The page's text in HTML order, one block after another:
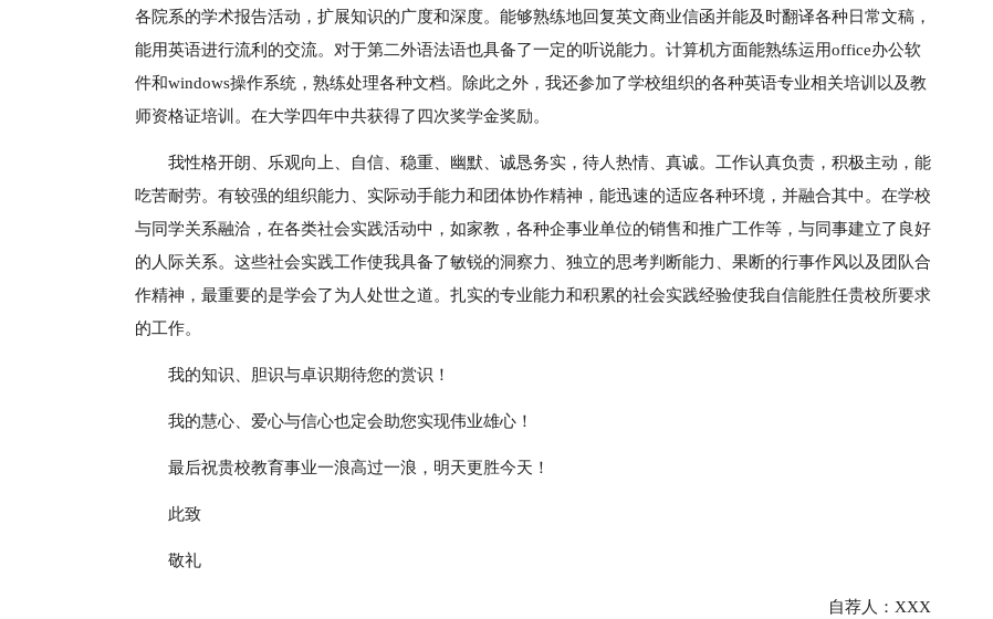
各院系的学术报告活动，扩展知识的广度和深度。能够熟练地回复英文商业信函并能及时翻译各种日常文稿，
能用英语进行流利的交流。对于第二外语法语也具备了一定的听说能力。计算机方面能熟练运用office办公软
件和windows操作系统，熟练处理各种文档。除此之外，我还参加了学校组织的各种英语专业相关培训以及教
师资格证培训。在大学四年中共获得了四次奖学金奖励。
我性格开朗、乐观向上、自信、稳重、幽默、诚恳务实，待人热情、真诚。工作认真负责，积极主动，能
吃苦耐劳。有较强的组织能力、实际动手能力和团体协作精神，能迅速的适应各种环境，并融合其中。在学校
与同学关系融洽，在各类社会实践活动中，如家教，各种企事业单位的销售和推广工作等，与同事建立了良好
的人际关系。这些社会实践工作使我具备了敏锐的洞察力、独立的思考判断能力、果断的行事作风以及团队合
作精神，最重要的是学会了为人处世之道。扎实的专业能力和积累的社会实践经验使我自信能胜任贵校所要求
的工作。
我的知识、胆识与卓识期待您的赏识！
我的慧心、爱心与信心也定会助您实现伟业雄心！
最后祝贵校教育事业一浪高过一浪，明天更胜今天！
此致
敬礼
自荐人：XXX